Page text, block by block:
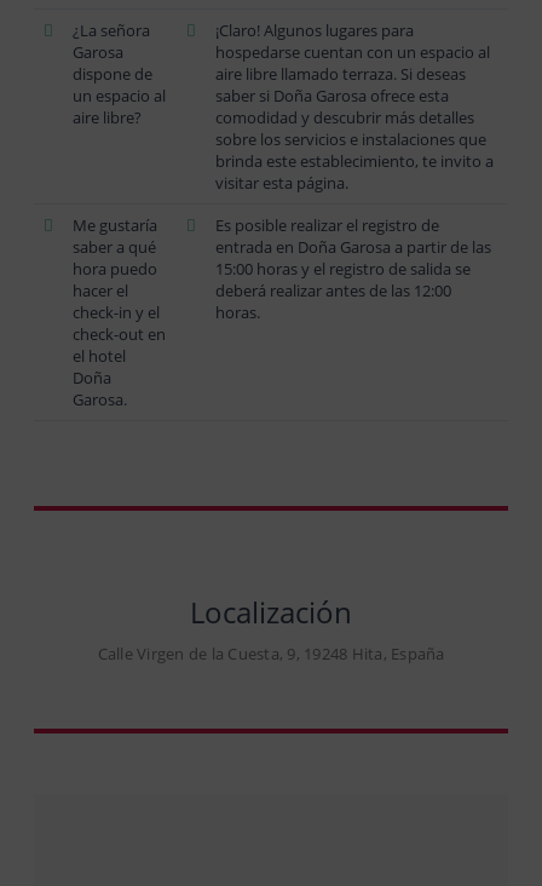
¿La señora
Garosa
dispone de
un espacio al
aire libre?
¡Claro! Algunos lugares para
hospedarse cuentan con un espacio al
aire libre llamado terraza. Si deseas
saber si Doña Garosa ofrece esta
comodidad y descubrir más detalles
sobre los servicios e instalaciones que
brinda este establecimiento, te invito a
visitar esta página.
Me gustaría
saber a qué
hora puedo
hacer el
check-in y el
check-out en
el hotel
Doña
Garosa.
Es posible realizar el registro de
entrada en Doña Garosa a partir de las
15:00 horas y el registro de salida se
deberá realizar antes de las 12:00
horas.
Localización
Calle Virgen de la Cuesta, 9, 19248 Hita, España